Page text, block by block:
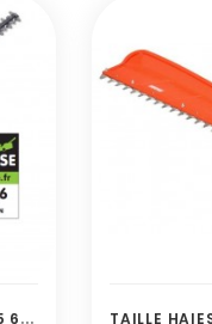
T
AILLE-HAIE THERMIQUE STIHL HS 45 600mm